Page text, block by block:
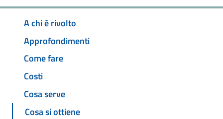
A chi è rivolto
Approfondimenti
Come fare
Costi
Cosa serve
Cosa si ottiene